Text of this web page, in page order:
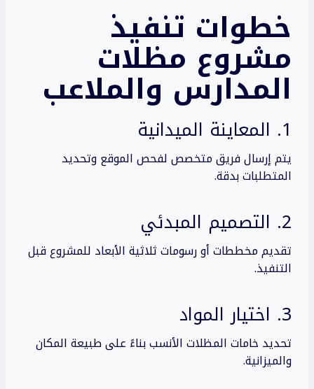
خطوات تنفيذ
مشروع مظلات
المدارس والملاعب
1. المعاينة الميدانية
يتم إرسال فريق متخصص لفحص الموقع وتحديد
المتطلبات بدقة.
2. التصميم المبدئي
تقديم مخططات أو رسومات ثلاثية الأبعاد للمشروع قبل
التنفيذ.
3. اختيار المواد
تحديد خامات المظلات الأنسب بناءً على طبيعة المكان
والميزانية.